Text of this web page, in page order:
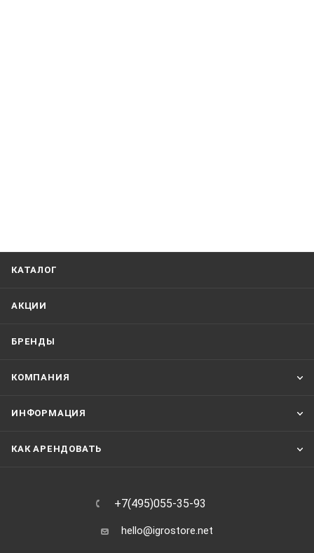
КАТАЛОГ
АКЦИИ
БРЕНДЫ
КОМПАНИЯ
ИНФОРМАЦИЯ
КАК АРЕНДОВАТЬ
+7(495)055-35-93
hello@igrostore.net